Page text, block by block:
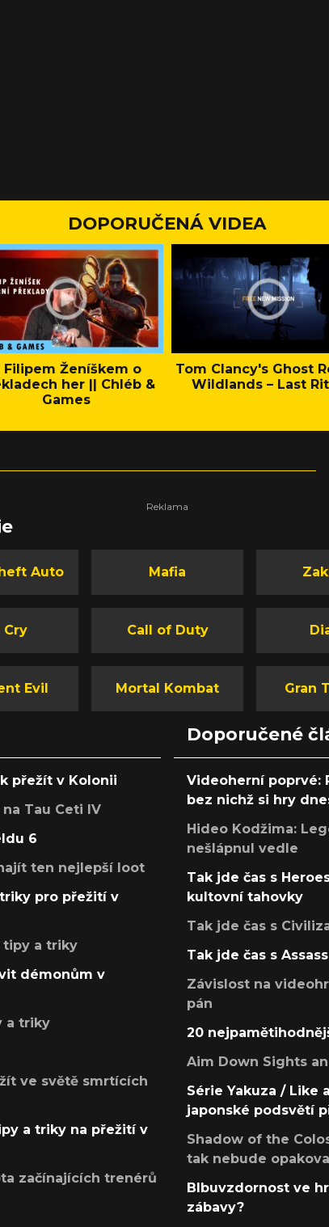
DOPORUČENÁ VIDEA
Filipem Ženíškem o
her || Chléb &
Games
Tom Clancy's Ghost
Wildlands – Last
Auto Mafia
Cry Call of Duty
Evil Mortal Kombat Gran
přežít v Kolonii
Tau Ceti IV
6
ten nejlepší loot
pro přežití v
tipy a triky
démonům v
a triky
ve světě smrtících
a triky na přežití v
začínajících trenérů
Doporučené
Videoherní poprvé:
bez nichž si hry
Hideo Kodžima:
nešlápnul vedle
Tak jde čas s
kultovní tahovky
Tak jde čas s
Tak jde čas s
Závislost na
pán
20
Aim Down Sights
Série Yakuza / Like
japonské podsvětí
Shadow of the
tak nebude
Blbuvzdornost ve
zábavy?